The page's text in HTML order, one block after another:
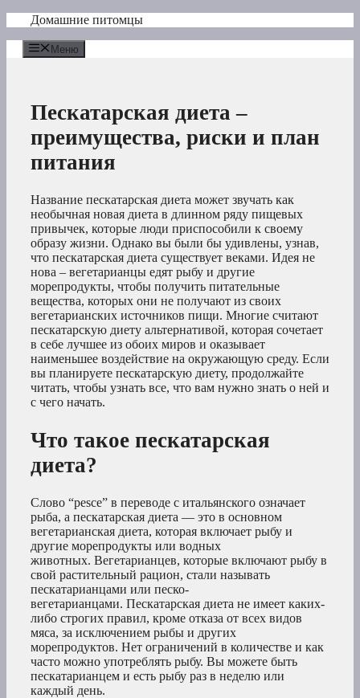
Перейти
содержимому
Домашние питомцы
Меню
Пескатарская диета –
преимущества, риски и план
питания
Название пескатарская диета может звучать как
необычная новая диета в длинном ряду пищевых
привычек, которые люди приспособили к своему
образу жизни. Однако вы были бы удивлены, узнав,
что пескатарская диета существует веками. Идея не
нова – вегетарианцы едят рыбу и другие
морепродукты, чтобы получить питательные
вещества, которых они не получают из своих
вегетарианских источников пищи. Многие считают
пескатарскую диету альтернативой, которая сочетает
в себе лучшее из обоих миров и оказывает
наименьшее воздействие на окружающую среду. Если
вы планируете пескатарскую диету, продолжайте
читать, чтобы узнать все, что вам нужно знать о ней и
с чего начать.
Что такое пескатарская
диета?
Слово “pesce” в переводе с итальянского означает
рыба, а пескатарская диета — это в основном
вегетарианская диета, которая включает рыбу и
другие морепродукты или водных
животных. Вегетарианцев, которые включают рыбу в
свой растительный рацион, стали называть
пескатарианцами или песко-
вегетарианцами. Пескатарская диета не имеет каких-
либо строгих правил, кроме отказа от всех видов
мяса, за исключением рыбы и других
морепродуктов. Нет ограничений в количестве и как
часто можно употреблять рыбу. Вы можете быть
пескатарианцем и есть рыбу раз в неделю или
каждый день.